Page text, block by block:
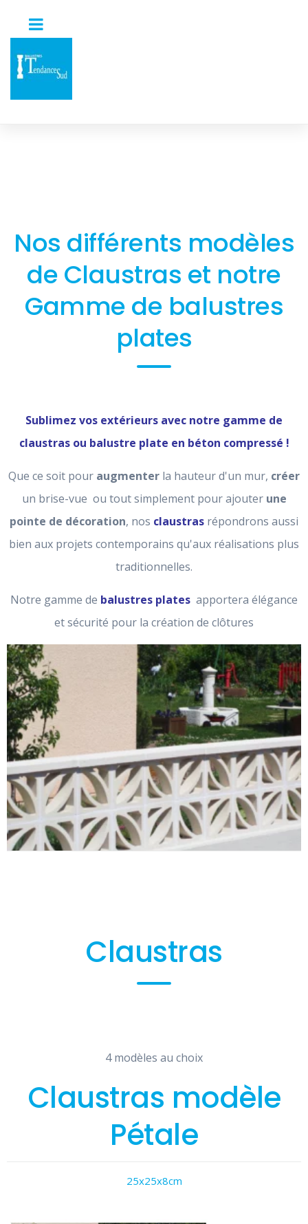
Nos différents modèles
de Claustras et notre
Gamme de balustres
plates
Sublimez vos extérieurs avec notre gamme de
claustras ou balustre plate en béton compressé !
Que ce soit pour augmenter la hauteur d'un mur, créer
un brise-vue ou tout simplement pour ajouter une
pointe de décoration, nos claustras répondrons aussi
bien aux projets contemporains qu'aux réalisations plus
traditionnelles.
Notre gamme de balustres plates apportera élégance
et sécurité pour la création de clôtures
Claustras
4 modèles au choix
Claustras modèle
Pétale
25x25x8cm